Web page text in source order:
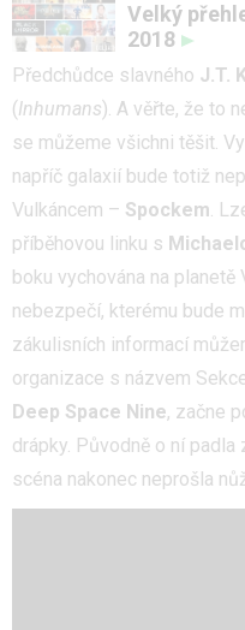
Velký
2018
Předchůdce slavného J.T.
(Inhumans). A věřte, že to
se můžeme všichni těšit.
napříč galaxií bude totiž
Vulkáncem – Spockem.
příběhovou linku s
boku vychována na planetě
nebezpečí, kterému bude
zákulisních informací
organizace s názvem
Deep Space Nine, začne
drápky. Původně o ní
scéna nakonec neprošla